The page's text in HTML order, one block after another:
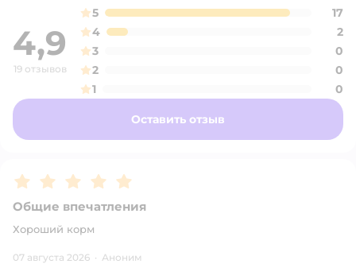
4,9
19 отзывов
5
17
4
2
3
0
2
0
1
0
Оставить отзыв
Рейтинг:5
Общие впечатления
Хороший корм
07 августа 2026 · Аноним